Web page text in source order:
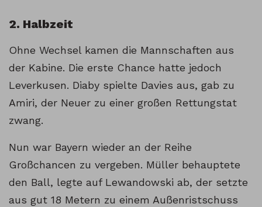
2. Halbzeit
Ohne Wechsel kamen die Mannschaften aus
der Kabine. Die erste Chance hatte jedoch
Leverkusen. Diaby spielte Davies aus, gab zu
Amiri, der Neuer zu einer großen Rettungstat
zwang.
Nun war Bayern wieder an der Reihe
Großchancen zu vergeben. Müller behauptete
den Ball, legte auf Lewandowski ab, der setzte
aus gut 18 Metern zu einem Außenristschuss